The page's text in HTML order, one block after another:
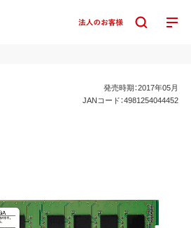
発売時期：2017年05月
JANコード：4981254044452